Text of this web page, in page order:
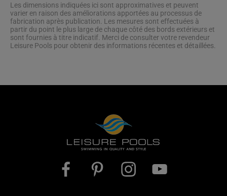
Les dimensions indiquées ici sont approximatives et peuvent
varier en raison des améliorations apportées au processus de
fabrication après publication. Les mesures sont effectuées à
partir du point le plus large de chaque côté des bords extérieurs et
sont fournies à titre indicatif. Merci de consulter votre revendeur
Leisure Pools pour obtenir des informations récentes et détaillées.